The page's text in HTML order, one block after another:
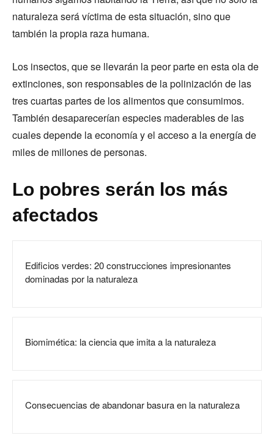
naturaleza será víctima de esta situación, sino que
también la propia raza humana.
Los insectos, que se llevarán la peor parte en esta ola de
extinciones, son responsables de la polinización de las
tres cuartas partes de los alimentos que consumimos.
También desaparecerían especies maderables de las
cuales depende la economía y el acceso a la energía de
miles de millones de personas.
Lo pobres serán los más
afectados
Edificios verdes: 20 construcciones impresionantes
dominadas por la naturaleza
Biomimética: la ciencia que imita a la naturaleza
Consecuencias de abandonar basura en la naturaleza